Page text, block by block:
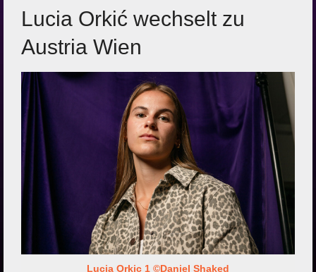
Media
Zur Klub-Seite
Lucia Orkić wechselt zu
Austria Wien
Lucia Orkic 1 ©Daniel Shaked